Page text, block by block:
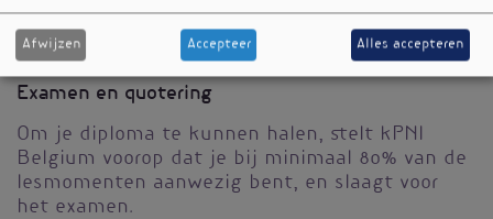
Deze opleiding komt niet in aanmerking voor
een tussenkomst via de kmo-portefeuille.
Examen en quotering
Om je diploma te kunnen halen, stelt kPNI
Belgium voorop dat je bij minimaal 80% van de
lesmomenten aanwezig bent, en slaagt voor
het examen.
Afwijzen Accepteer Alles accepteren